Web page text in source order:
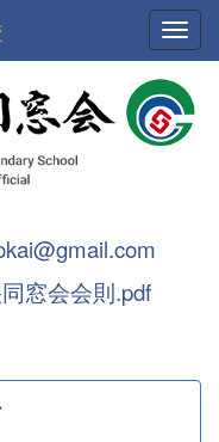
窓会会則.pdf